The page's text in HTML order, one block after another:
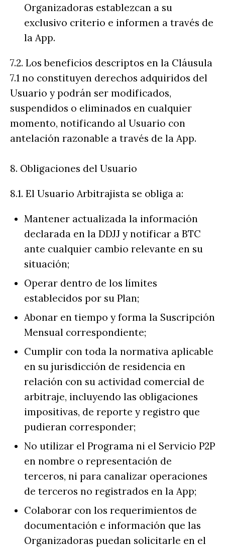
Organizadoras establezcan a su
exclusivo criterio e informen a través de
la App.
7.2. Los beneficios descriptos en la Cláusula
7.1 no constituyen derechos adquiridos del
Usuario y podrán ser modificados,
suspendidos o eliminados en cualquier
momento, notificando al Usuario con
antelación razonable a través de la App.
8. Obligaciones del Usuario
8.1. El Usuario Arbitrajista se obliga a:
Mantener actualizada la información
declarada en la DDJJ y notificar a BTC
ante cualquier cambio relevante en su
situación;
Operar dentro de los límites
establecidos por su Plan;
Abonar en tiempo y forma la Suscripción
Mensual correspondiente;
Cumplir con toda la normativa aplicable
en su jurisdicción de residencia en
relación con su actividad comercial de
arbitraje, incluyendo las obligaciones
impositivas, de reporte y registro que
pudieran corresponder;
No utilizar el Programa ni el Servicio P2P
en nombre o representación de
terceros, ni para canalizar operaciones
de terceros no registrados en la App;
Colaborar con los requerimientos de
documentación e información que las
Organizadoras puedan solicitarle en el